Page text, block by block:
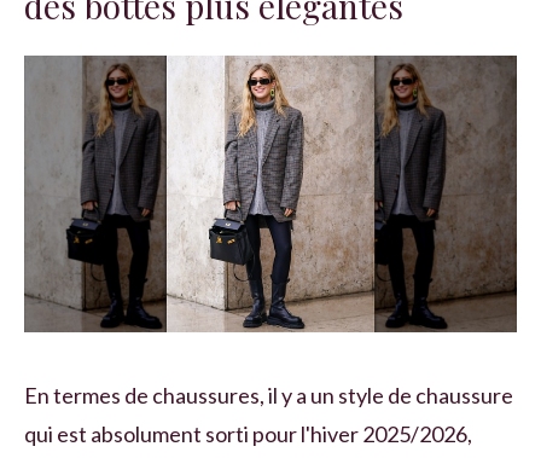
En termes de chaussures, il y a un style de chaussure
qui est absolument sorti pour l'hiver 2025/2026,